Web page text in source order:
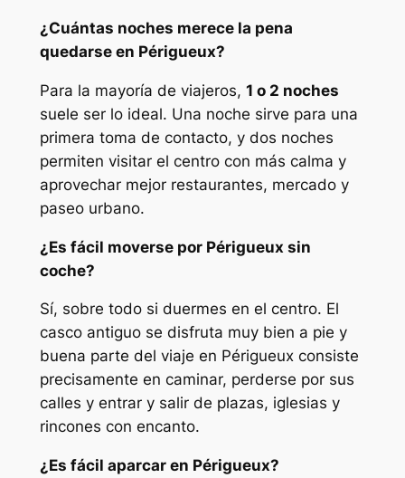
¿Cuántas noches merece la pena
quedarse en Périgueux?
Para la mayoría de viajeros, 1 o 2 noches
suele ser lo ideal. Una noche sirve para una
primera toma de contacto, y dos noches
permiten visitar el centro con más calma y
aprovechar mejor restaurantes, mercado y
paseo urbano.
¿Es fácil moverse por Périgueux sin
coche?
Sí, sobre todo si duermes en el centro. El
casco antiguo se disfruta muy bien a pie y
buena parte del viaje en Périgueux consiste
precisamente en caminar, perderse por sus
calles y entrar y salir de plazas, iglesias y
rincones con encanto.
¿Es fácil aparcar en Périgueux?